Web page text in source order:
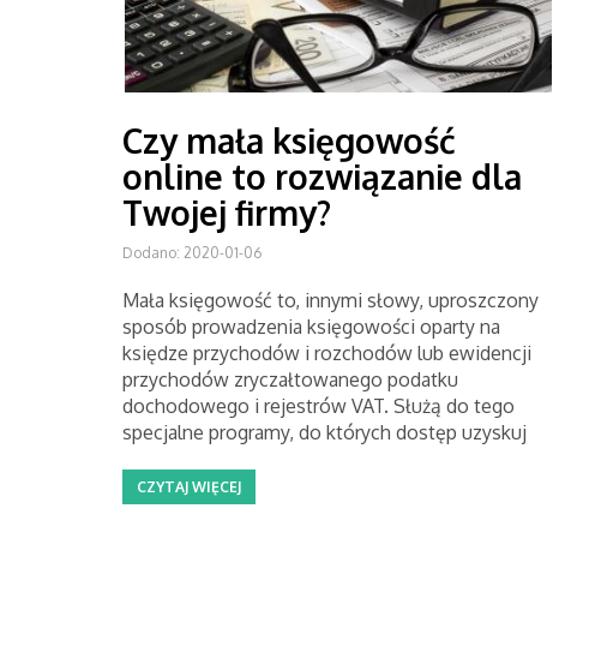
Czy mała księgowość
online to rozwiązanie dla
Twojej firmy?
Dodano: 2020-01-06
Mała księgowość to, innymi słowy, uproszczony
sposób prowadzenia księgowości oparty na
księdze przychodów i rozchodów lub ewidencji
przychodów zryczałtowanego podatku
dochodowego i rejestrów VAT. Służą do tego
specjalne programy, do których dostęp uzyskuj
CZYTAJ WIĘCEJ